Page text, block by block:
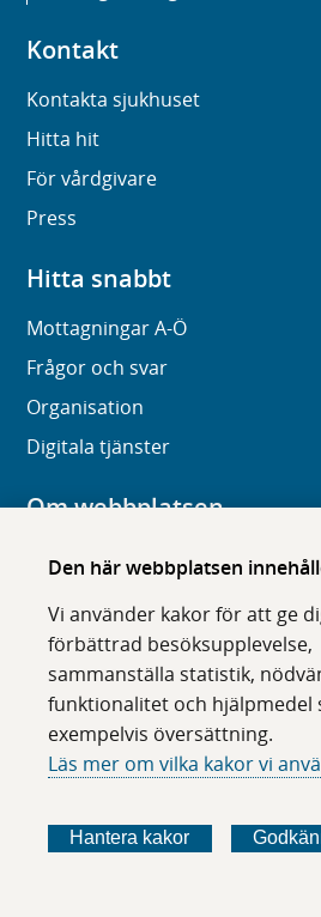
Den här webbplatsen
Vi använder kakor för att ge
förbättrad besöksupplevelse,
sammanställa statistik,
funktionalitet och hjälpmedel
exempelvis översättning.
Läs mer om vilka kakor vi
Hantera kakor
Kontakt
Kontakta sjukhuset
Hitta hit
För vårdgivare
Press
Hitta snabbt
Mottagningar A-Ö
Frågor och svar
Organisation
Digitala tjänster
Om webbplatsen
Om karolinska.se
Tillgänglighet
Om cookies
Följ oss i sociala medier
ö
l
ö
l
ö
l